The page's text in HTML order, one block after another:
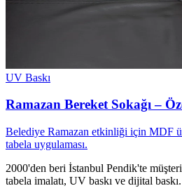
UV Baskı
Ramazan Bereket Sokağı –
Belediye Ramazan etkinliği için MDF
tabela uygulaması.
2000'den beri İstanbul Pendik'te
tabela imalatı, UV baskı ve dijital baskı.